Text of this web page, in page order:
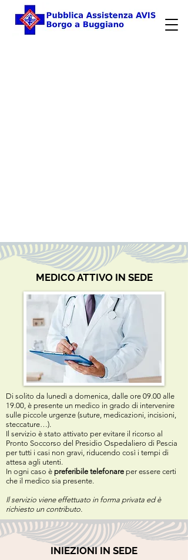
MEDICO ATTIVO IN SEDE
Di solito da lunedì a domenica, dalle ore 09.00 alle
19.00, è presente un medico in grado di intervenire
sulle piccole urgenze (suture, medicazioni, incisioni,
steccature…).
Il servizio è stato attivato per evitare il ricorso al
Pronto Soccorso del Presidio Ospedaliero di Pescia
per tutti i casi non gravi, riducendo così i tempi di
attesa agli utenti.
In ogni caso è preferibile telefonare per essere certi
che il medico sia presente.
Il servizio viene effettuato in forma privata ed è
richiesto un contributo.
INIEZIONI IN SEDE